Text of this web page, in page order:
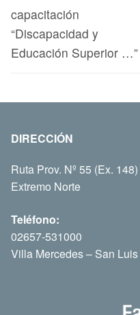
capacitación
“Discapacidad y
Educación Superior …”
DIRECCIÓN
Ruta Prov. Nº 55 (Ex. 148)
Extremo Norte
Teléfono:
02657-531000
Villa Mercedes – San Luis